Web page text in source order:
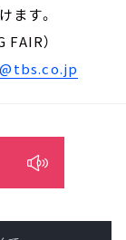
ます。
FAIR）